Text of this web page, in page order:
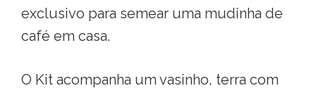
exclusivo para semear uma mudinha de
café em casa.
O Kit acompanha um vasinho, terra com